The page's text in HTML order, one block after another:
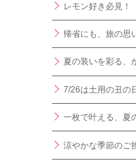
レモン好き必見！
帰省にも、旅の思
夏の装いを彩る、
7/26は土用の丑の
一枚で叶える、夏
涼やかな季節のご